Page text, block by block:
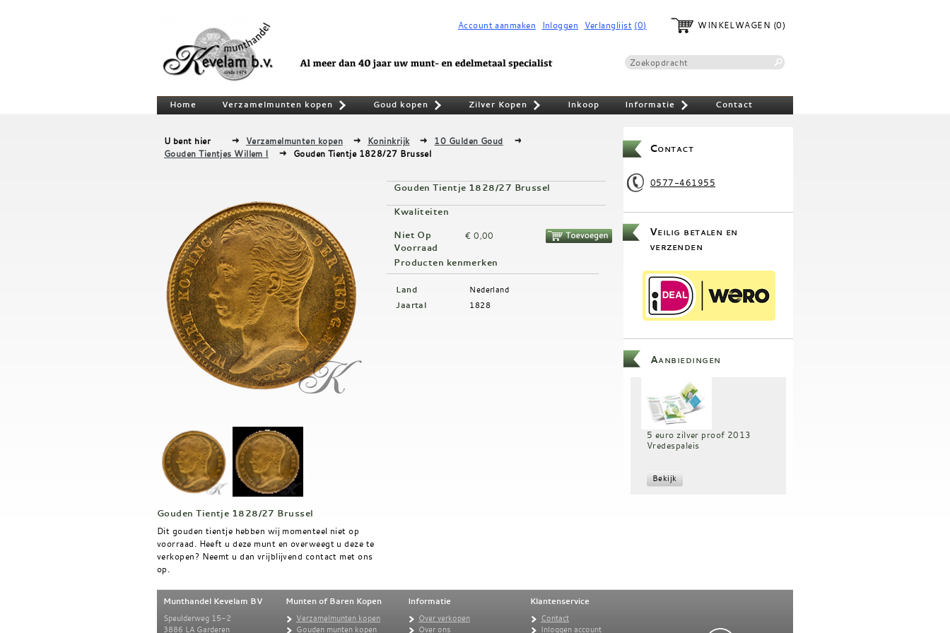
Account aanmaken Inloggen Verlanglijst (0) WINKELWAGEN (0)
Home Verzamelmunten kopen Goud kopen Zilver Kopen Inkoop Informatie Contact
U bent hier Verzamelmunten kopen Koninkrijk
10 Gulden Goud
Gouden Tientjes Willem I
Gouden Tientje 1828/27 Brussel
Gouden Tientje 1828/27 Brussel
Dit gouden tientje hebben wij momenteel niet op
voorraad. Heeft u deze munt en overweegt u deze te
verkopen? Neemt u dan vrijblijvend contact met ons
op.
Gouden Tientje 1828/27 Brussel
Kwaliteiten
Niet Op
Voorraad
€ 0,00
Producten kenmerken
Land Nederland
Jaartal 1828
Contact
0577-461955
Veilig betalen en
verzenden
Aanbiedingen
5 euro zilver proof 2013
Vredespaleis
Munthandel Kevelam BV
Speulderweg 15-2
3886 LA Garderen
Munten of Baren Kopen
Verzamelmunten kopen
Gouden munten kopen
Informatie
Over verkopen
Over ons
Klantenservice
Contact
Inloggen account